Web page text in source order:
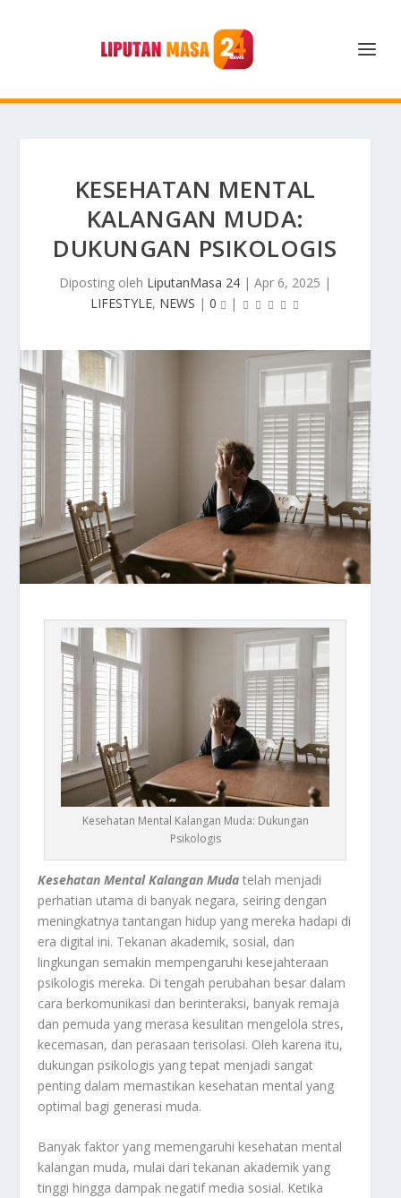
KESEHATAN MENTAL
KALANGAN MUDA:
DUKUNGAN PSIKOLOGIS
Diposting oleh LiputanMasa 24 | Apr 6, 2025 |
LIFESTYLE, NEWS | 0 |
Kesehatan Mental Kalangan Muda: Dukungan
Psikologis
Kesehatan Mental Kalangan Muda telah menjadi
perhatian utama di banyak negara, seiring dengan
meningkatnya tantangan hidup yang mereka hadapi di
era digital ini. Tekanan akademik, sosial, dan
lingkungan semakin mempengaruhi kesejahteraan
psikologis mereka. Di tengah perubahan besar dalam
cara berkomunikasi dan berinteraksi, banyak remaja
dan pemuda yang merasa kesulitan mengelola stres,
kecemasan, dan perasaan terisolasi. Oleh karena itu,
dukungan psikologis yang tepat menjadi sangat
penting dalam memastikan kesehatan mental yang
optimal bagi generasi muda.
Banyak faktor yang memengaruhi kesehatan mental
kalangan muda, mulai dari tekanan akademik yang
tinggi hingga dampak negatif media sosial. Ketika